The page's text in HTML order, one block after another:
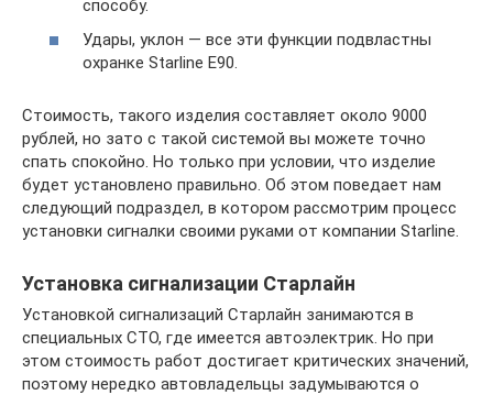
способу.
Удары, уклон — все эти функции подвластны
охранке Stаrline E90.
Стоимость, такого изделия составляет около 9000
рублей, но зато с такой системой вы можете точно
спать спокойно. Но только при условии, что изделие
будет установлено правильно. Об этом поведает нам
следующий подраздел, в котором рассмотрим процесс
установки сигналки своими руками от компании Starline.
Установка сигнализации Старлайн
Установкой сигнализаций Старлайн занимаются в
специальных СТО, где имеется автоэлектрик. Но при
этом стоимость работ достигает критических значений,
поэтому нередко автовладельцы задумываются о